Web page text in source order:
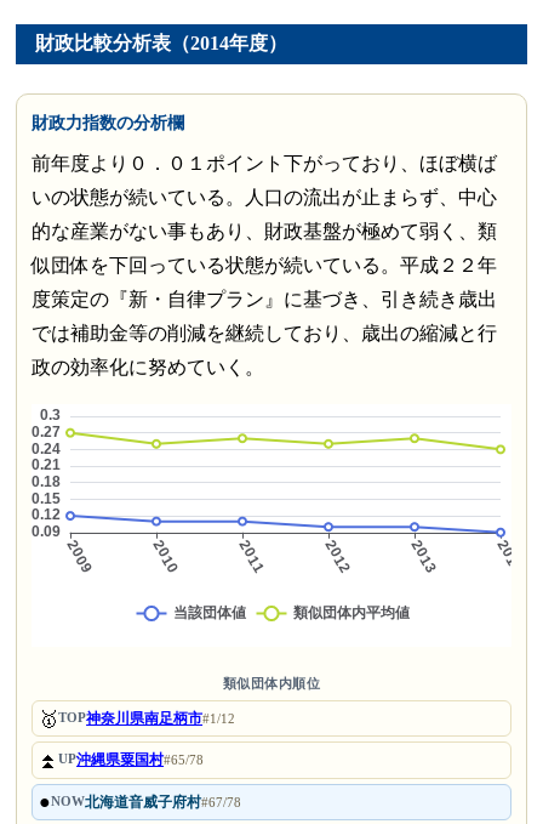
財政比較分析表（2014年度）
財政力指数の分析欄
前年度より０．０１ポイント下がっており、ほぼ横ば
いの状態が続いている。人口の流出が止まらず、中心
的な産業がない事もあり、財政基盤が極めて弱く、類
似団体を下回っている状態が続いている。平成２２年
度策定の『新・自律プラン』に基づき、引き続き歳出
では補助金等の削減を継続しており、歳出の縮減と行
政の効率化に努めていく。
類似団体内順位
🥇TOP神奈川県南足柄市#1/12
⏫UP沖縄県粟国村#65/78
●NOW北海道音威子府村#67/78